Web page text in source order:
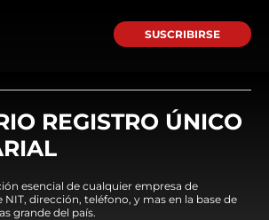
SUSCRIBIRSE
REGISTRO ÚNICO
esencial de cualquier empresa de
dirección, teléfono, y mas en la base de
grande del país.